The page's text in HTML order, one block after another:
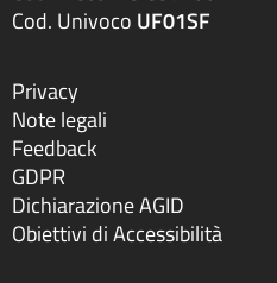
Cod. Univoco UF01SF
Privacy
Note legali
Feedback
GDPR
Dichiarazione AGID
Obiettivi di Accessibilità